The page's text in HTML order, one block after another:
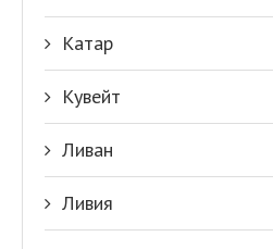
Катар
Кувейт
Ливан
Ливия